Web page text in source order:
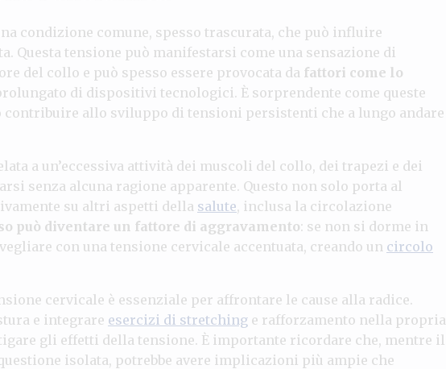
condizione comune, spesso trascurata, che può influire
Questa tensione può manifestarsi come una sensazione di
del collo e può spesso essere provocata da fattori come lo
di dispositivi tecnologici. È sorprendente come queste
allo sviluppo di tensioni persistenti che a lungo andare
a un’eccessiva attività dei muscoli del collo, dei trapezi e dei
senza alcuna ragione apparente. Questo non solo porta al
su altri aspetti della salute, inclusa la circolazione
può diventare un fattore di aggravamento: se non si dorme in
con una tensione cervicale accentuata, creando un circolo
cervicale è essenziale per affrontare le cause alla radice.
e integrare esercizi di stretching e rafforzamento nella propria
gli effetti della tensione. È importante ricordare che, mentre il
isolata, potrebbe avere implicazioni più ampie che